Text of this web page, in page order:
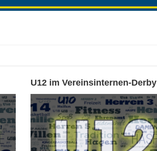
U12 im Vereinsinternen-Derby